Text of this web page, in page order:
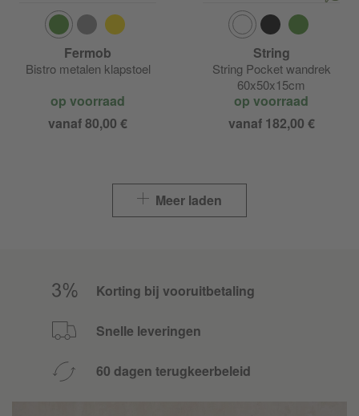
Fermob
Bistro metalen klapstoel
op voorraad
vanaf 80,00 €
String
String Pocket wandrek
60x50x15cm
op voorraad
vanaf 182,00 €
Meer laden
Korting bij vooruitbetaling
Snelle leveringen
60 dagen terugkeerbeleid